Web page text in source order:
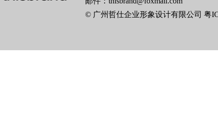
© 广州哲仕企业形象设计有限公司 粤